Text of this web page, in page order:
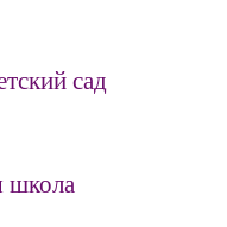
сад
школа